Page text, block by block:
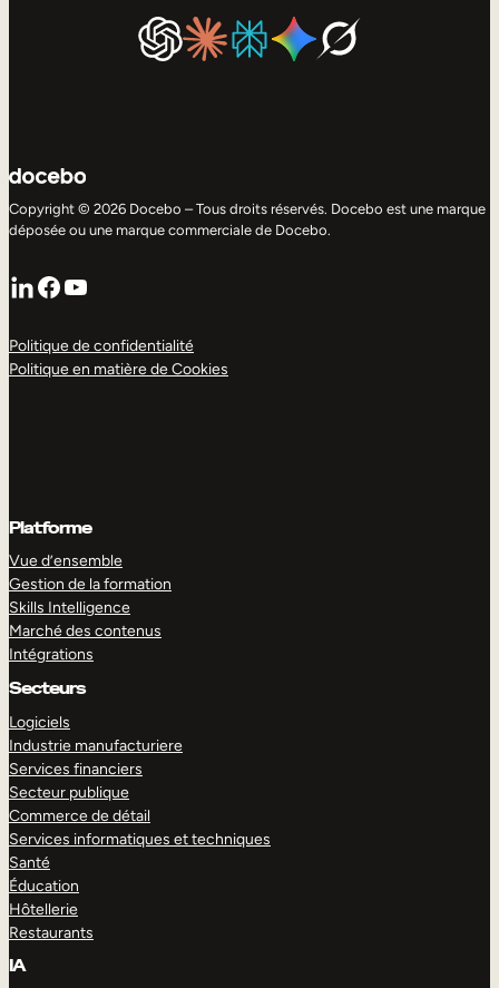
Copyright © 2026 Docebo – Tous droits réservés. Docebo est une marque
déposée ou une marque commerciale de Docebo.
LinkedIn
Facebook
YouTube
Politique de confidentialité
Politique en matière de Cookies
Platforme
Vue d’ensemble
Gestion de la formation
Skills Intelligence
Marché des contenus
Intégrations
Secteurs
Logiciels
Industrie manufacturiere
Services financiers
Secteur publique
Commerce de détail
Services informatiques et techniques
Santé
Éducation
Hôtellerie
Restaurants
IA